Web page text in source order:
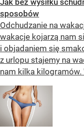
Jak bez wysiłku
sposobów
Odchudzanie na
wakacje kojarzą nam
i objadaniem się
z urlopu stajemy na
nam kilka kilogramów.